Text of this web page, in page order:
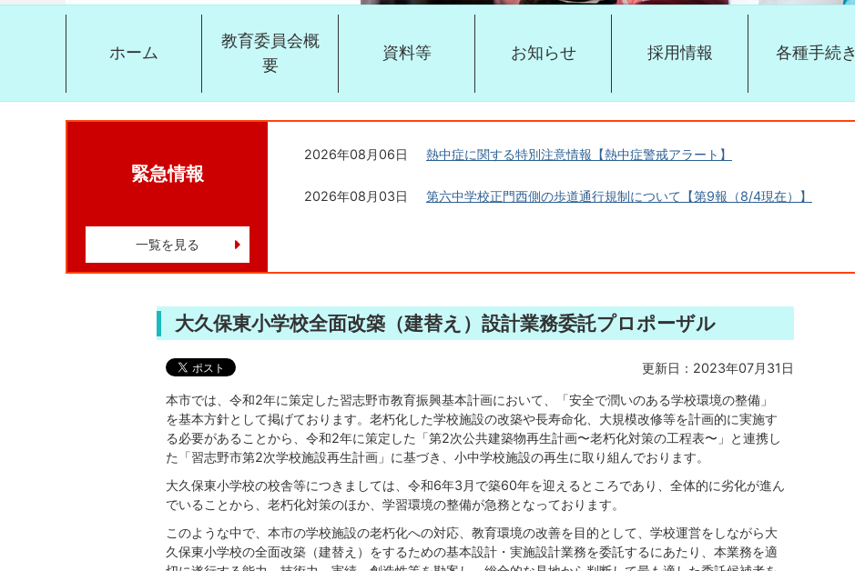
ホーム
教育委員会概
要
資料等 お知らせ 採用情報 各種手続き
緊急情報
一覧を見る
2026年08月06日 熱中症に関する特別注意情報【熱中症警戒アラート】
2026年08月03日 第六中学校正門西側の歩道通行規制について【第9報（8/4現在）】
大久保東小学校全面改築（建替え）設計業務委託プロポーザル
更新日：2023年07月31日
本市では、令和2年に策定した習志野市教育振興基本計画において、「安全で潤いのある学校環境の整備」
を基本方針として掲げております。老朽化した学校施設の改築や長寿命化、大規模改修等を計画的に実施す
る必要があることから、令和2年に策定した「第2次公共建築物再生計画〜老朽化対策の工程表〜」と連携し
た「習志野市第2次学校施設再生計画」に基づき、小中学校施設の再生に取り組んでおります。
大久保東小学校の校舎等につきましては、令和6年3月で築60年を迎えるところであり、全体的に劣化が進ん
でいることから、老朽化対策のほか、学習環境の整備が急務となっております。
このような中で、本市の学校施設の老朽化への対応、教育環境の改善を目的として、学校運営をしながら大
久保東小学校の全面改築（建替え）をするための基本設計・実施設計業務を委託するにあたり、本業務を適